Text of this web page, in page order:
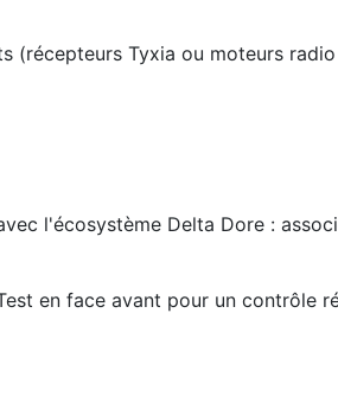
(récepteurs Tyxia ou moteurs
l'écosystème Delta Dore :
en face avant pour un contrôle